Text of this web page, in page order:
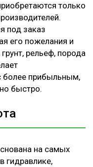
только
под заказ
его пожелания и
рельеф, порода
более прибыльным,
быстро.
на самых
гидравлике,